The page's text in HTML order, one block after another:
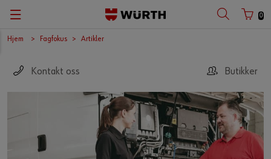
0
Hjem Fagfokus Artikler
Kontakt oss Butikker